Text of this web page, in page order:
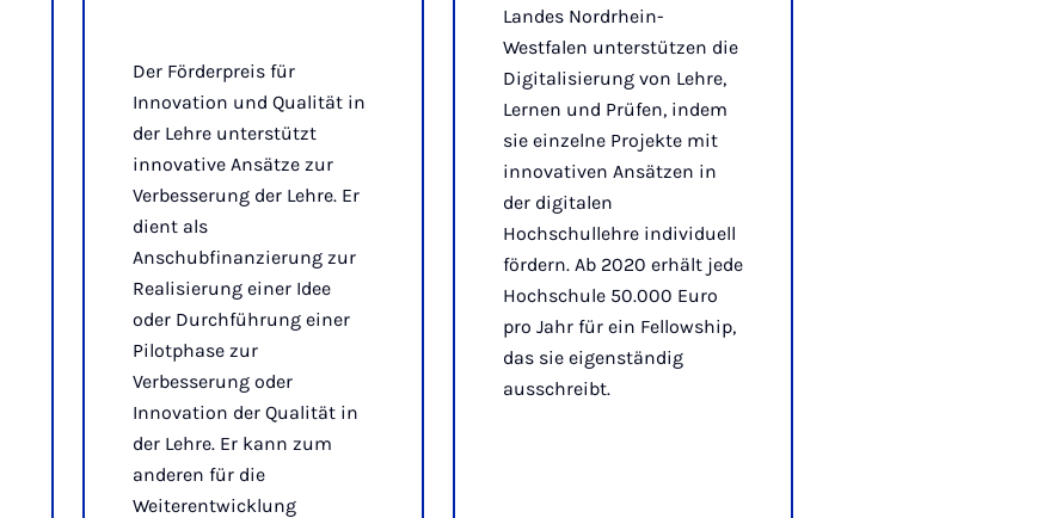
Der Förderpreis für
Innovation und Qualität in
der Lehre unterstützt
innovative Ansätze zur
Verbesserung der Lehre. Er
dient als
Anschubfinanzierung zur
Realisierung einer Idee
oder Durchführung einer
Pilotphase zur
Verbesserung oder
Innovation der Qualität in
der Lehre. Er kann zum
anderen für die
Weiterentwicklung
Landes Nordrhein-
Westfalen unterstützen die
Digitalisierung von Lehre,
Lernen und Prüfen, indem
sie einzelne Projekte mit
innovativen Ansätzen in
der digitalen
Hochschullehre individuell
fördern. Ab 2020 erhält jede
Hochschule 50.000 Euro
pro Jahr für ein Fellowship,
das sie eigenständig
ausschreibt.